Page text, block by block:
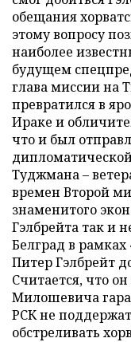
обещания
этому вопросу
наиболее
будущем
глава миссии на
превратился в
Ираке и
что и был
Туджмана –
времен Второй
знаменитого
Гэлбрейта так и
Белград в
Питер Гэлбрейт
Считается, что
Милошевича
РСК не
обстреливать